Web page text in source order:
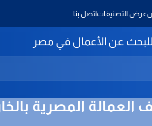
عرض التصنيفاتاتصل بنا
للبحث عن الأعمال في مصر
المصرية